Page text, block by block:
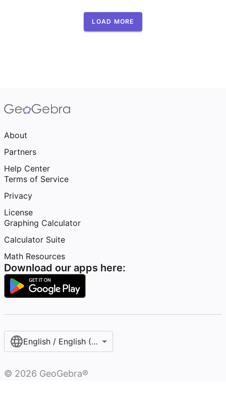
LOAD MORE
About
Partners
Help Center
Terms of Service
Privacy
License
Graphing Calculator
Calculator Suite
Math Resources
Download our apps here:
English / English (United States)
© 2026 GeoGebra®